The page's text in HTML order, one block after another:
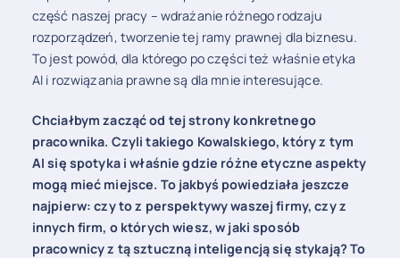
część naszej pracy – wdrażanie różnego rodzaju
rozporządzeń, tworzenie tej ramy prawnej dla biznesu.
To jest powód, dla którego po części też właśnie etyka
AI i rozwiązania prawne są dla mnie interesujące.
Chciałbym zacząć od tej strony konkretnego
pracownika. Czyli takiego Kowalskiego, który z tym
AI się spotyka i właśnie gdzie różne etyczne aspekty
mogą mieć miejsce. To jakbyś powiedziała jeszcze
najpierw: czy to z perspektywy waszej firmy, czy z
innych firm, o których wiesz, w jaki sposób
pracownicy z tą sztuczną inteligencją się stykają? To